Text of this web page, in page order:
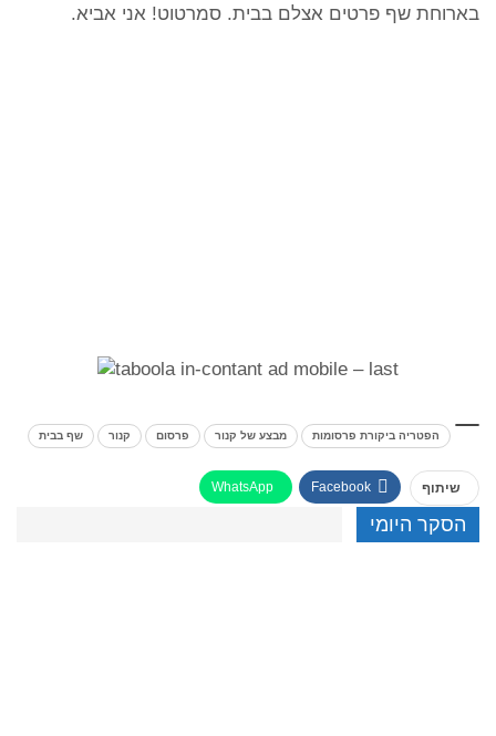
בארוחת שף פרטים אצלם בבית. סמרטוט! אני אביא.
הפטריה ביקורת פרסומות מבצע של קנור פרסום קנור שף בבית
שיתוף Facebook
WhatsApp
הסקר היומי